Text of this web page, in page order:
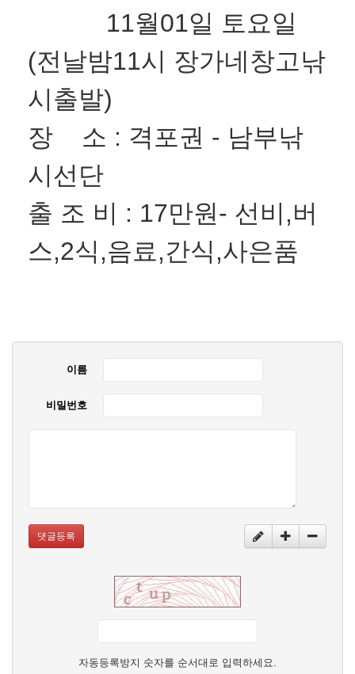
11월01일 토요일
(전날밤11시 장가네창고낚
시출발)
장 소 : 격포권 - 남부낚
시선단
출 조 비 : 17만원- 선비,버
스,2식,음료,간식,사은품
이름
비밀번호
댓글등록
자동등록방지 숫자를 순서대로 입력하세요.